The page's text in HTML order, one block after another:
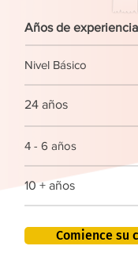
Años de experiencia
Nivel Básico
24 años
4 - 6 años
10 + años
Comience su